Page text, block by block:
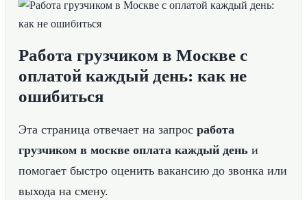
Работа грузчиком в Москве с
оплатой каждый день: как не
ошибиться
Эта страница отвечает на запрос работа
грузчиком в москве оплата каждый день и
помогает быстро оценить вакансию до звонка или
выхода на смену.